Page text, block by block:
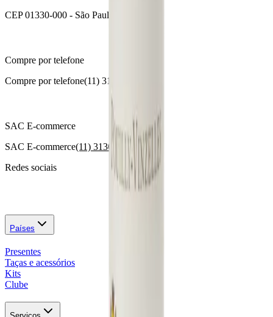
CEP 01330-000 - São Paulo - SP
Compre por telefone
Compre por telefone(11) 3174-1000
SAC E-commerce
SAC E-commerce(11) 3130-4646
Redes sociais
Países
Presentes
Taças e acessórios
Kits
Clube